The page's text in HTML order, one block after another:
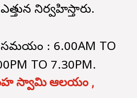
నిర్వహిస్తారు.
: 6.00AM TO
TO 7.30PM.
స్వామి ఆలయం ,